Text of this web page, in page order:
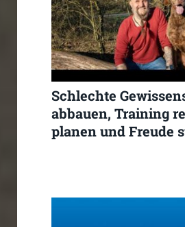
Schlechte
abbauen, Training
planen und Freude